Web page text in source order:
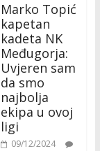
Marko Topić
kapetan
kadeta NK
Međugorja:
Uvjeren sam
da smo
najbolja
ekipa u ovoj
ligi
09/12/2024